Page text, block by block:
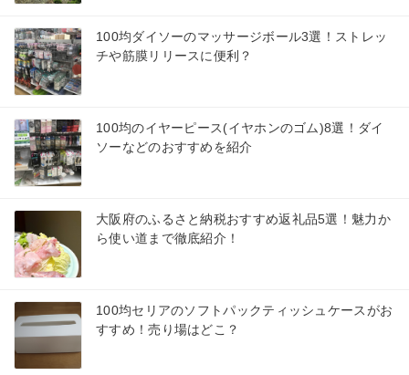
100均ダイソーのマッサージボール3選！ストレッ
チや筋膜リリースに便利？
100均のイヤーピース(イヤホンのゴム)8選！ダイ
ソーなどのおすすめを紹介
大阪府のふるさと納税おすすめ返礼品5選！魅力か
ら使い道まで徹底紹介！
100均セリアのソフトパックティッシュケースがお
すすめ！売り場はどこ？